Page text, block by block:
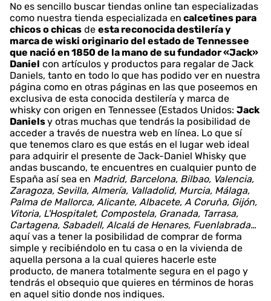
No es sencillo buscar tiendas online tan especializadas
como nuestra tienda especializada en calcetines para
chicos o chicas de esta reconocida destilería y
marca de wiski originario del estado de Tennessee
que nació en 1850 de la mano de su fundador «Jack»
Daniel con artículos y productos para regalar de Jack
Daniels, tanto en todo lo que has podido ver en nuestra
página como en otras páginas en las que poseemos en
exclusiva de esta conocida destilería y marca de
whisky con origen en Tennessee (Estados Unidos: Jack
Danielsy otras muchas que tendrás la posibilidad de
acceder a través de nuestra web en línea. Lo que sí
que tenemos claro es que estás en el lugar web ideal
para adquirir el presente de Jack-Daniel Whisky que
andas buscando, te encuentres en cualquier punto de
España así sea en Madrid, Barcelona, Bilbao, Valencia,
Zaragoza, Sevilla, Almería, Valladolid, Murcia, Málaga,
Palma de Mallorca, Alicante, Albacete, A Coruña, Gijón,
Vitoria, L'Hospitalet, Compostela, Granada, Tarrasa,
Cartagena, Sabadell, Alcalá de Henares, Fuenlabrada…
aquí vas a tener la posibilidad de comprar de forma
simple y recibiéndolo en tu casa o en la vivienda de
aquella persona a la cual quieres hacerle este
producto, de manera totalmente segura en el pago y
tendrás el obsequio que quieres en términos de horas
en aquel sitio donde nos indiques.